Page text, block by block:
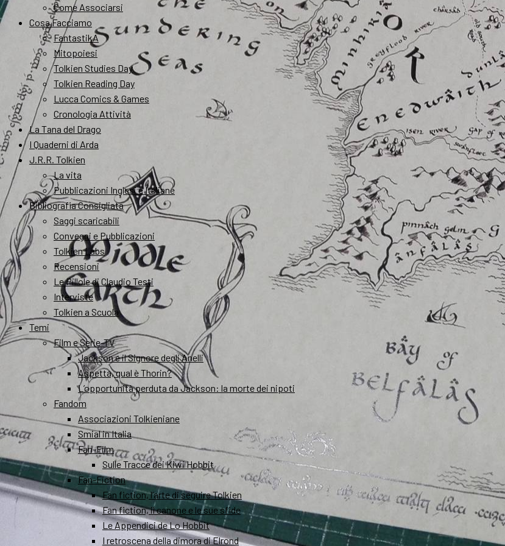
Come Associarsi
Cosa Facciamo
FantastikA
Mitopoiesi
Tolkien Studies Day
Tolkien Reading Day
Lucca Comics & Games
Cronologia Attività
La Tana del Drago
I Quaderni di Arda
J.R.R. Tolkien
La vita
Pubblicazioni Inglesi e Italiane
Bibliografia Consigliata
Saggi scaricabili
Convegni e Pubblicazioni
Tolkien Labs
Recensioni
Le Pillole di Claudio Testi
Interviste
Tolkien a Scuola
Temi
Film e Serie-TV
Jackson e il Signore degli Anelli
Aspetta, qual è Thorin?
L’opportunità perduta da Jackson: la morte dei nipoti
Fandom
Associazioni Tolkieniane
Smial in Italia
Fan-Film
Sulle Tracce dei Kiwi Hobbit
Fan-Fiction
Fan fiction, l’arte di seguire Tolkien
Fan fiction, il canone e le sue sfide
Le Appendici de Lo Hobbit
I retroscena della dimora di Elrond